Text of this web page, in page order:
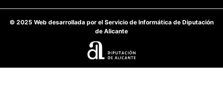
© 2025 Web desarrollada por el Servicio de Informática de Diputación
de Alicante